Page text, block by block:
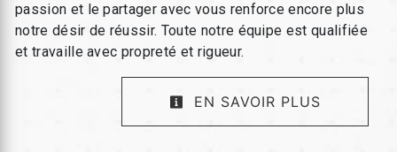
passion et le partager avec vous renforce encore plus
notre désir de réussir. Toute notre équipe est qualifiée
et travaille avec propreté et rigueur.
EN SAVOIR PLUS